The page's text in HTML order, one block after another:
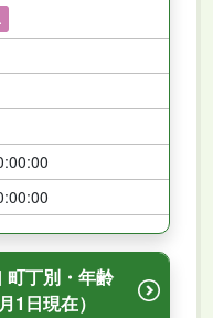
町丁別・年齢
1日現在）